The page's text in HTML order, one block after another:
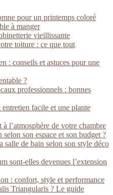
pour un printemps coloré
à manger
vieillissante
toiture : ce que tout
: conseils et astuces pour une
?
professionnels : bonnes
facile et une plante
l’atmosphère de votre chambre
son espace et son budget ?
salle de bain selon son style déco
sont-elles devenues l’extension
: confort, style et performance
Triangularis ? Le guide